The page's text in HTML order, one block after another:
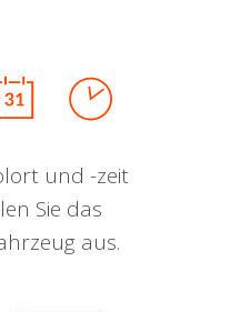
und -zeit
Sie das
aus.